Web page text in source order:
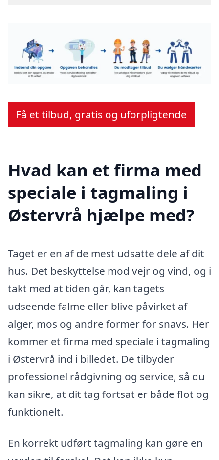
Få et tilbud, gratis og uforpligtende
Hvad kan et firma med
speciale i tagmaling i
Østervrå hjælpe med?
Taget er en af de mest udsatte dele af dit
hus. Det beskyttelse mod vejr og vind, og i
takt med at tiden går, kan tagets
udseende falme eller blive påvirket af
alger, mos og andre former for snavs. Her
kommer et firma med speciale i tagmaling
i Østervrå ind i billedet. De tilbyder
professionel rådgivning og service, så du
kan sikre, at dit tag fortsat er både flot og
funktionelt.
En korrekt udført tagmaling kan gøre en